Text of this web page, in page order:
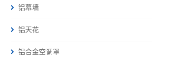
铝幕墙
铝天花
铝合金空调罩